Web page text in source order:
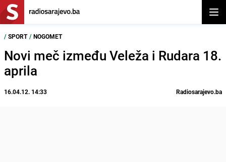
/ SPORT / NOGOMET
Novi meč između Veleža i Rudara 18.
aprila
16.04.12. 14:33 Radiosarajevo.ba